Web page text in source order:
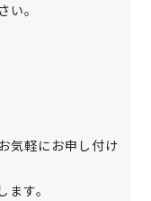
。
気軽にお申し付け
す。